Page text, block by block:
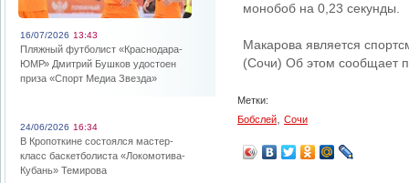
16/07/2026 13:43
Пляжный футболист «Краснодара-
ЮМР» Дмитрий Бушков удостоен
приза «Спорт Медиа Звезда»
24/06/2026 16:34
В Кропоткине состоялся мастер-
класс баскетболиста «Локомотива-
Кубань» Темирова
монобоб на 0,23 секунды.
Макарова является
(Сочи) Об этом сообщает
Метки:
Бобслей
Сочи